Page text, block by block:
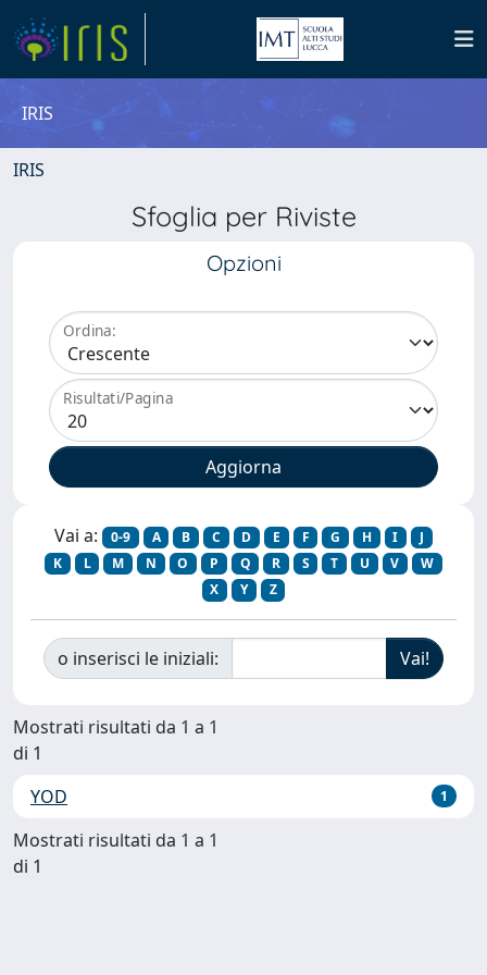
IRIS
IRIS
Sfoglia per Riviste
Opzioni
Ordina:
Risultati/Pagina
Vai a: 0-9 A B C D E F G H I
J
K
L M N O P Q R S T U V
W
X
Y Z
o inserisci le iniziali:
Mostrati risultati da 1 a 1
di 1
YOD
1
Mostrati risultati da 1 a 1
di 1